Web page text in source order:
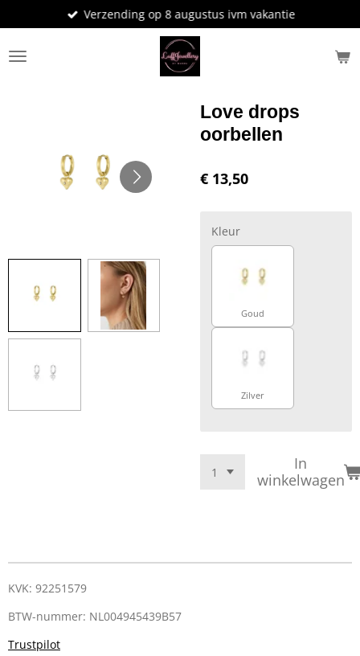
direct
naar
de
Verzending op 8 augustus ivm vakantie
Love drops
oorbellen
€ 13,50
Kleur
Goud
Zilver
In
winkelwagen
KVK: 92251579
BTW-nummer: NL004945439B57
Trustpilot